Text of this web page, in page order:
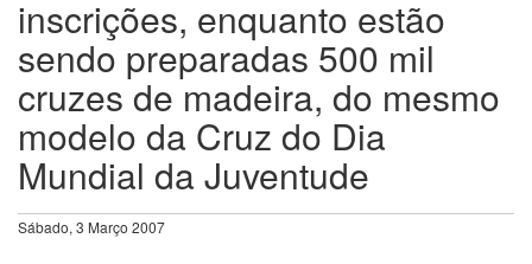
inscrições, enquanto estão
sendo preparadas 500 mil
cruzes de madeira, do mesmo
modelo da Cruz do Dia
Mundial da Juventude
Sábado, 3 Março 2007